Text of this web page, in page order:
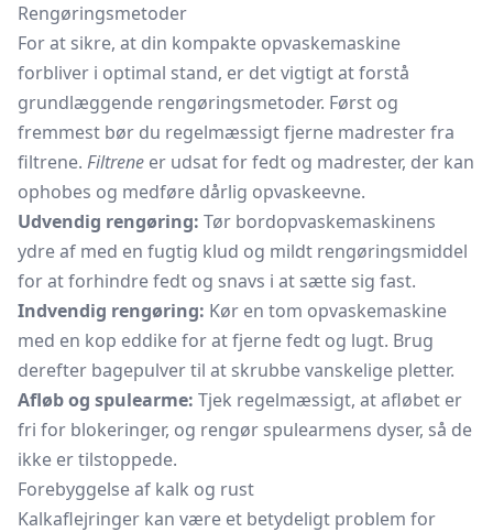
Rengøringsmetoder
For at sikre, at din kompakte opvaskemaskine
forbliver i optimal stand, er det vigtigt at forstå
grundlæggende rengøringsmetoder. Først og
fremmest bør du regelmæssigt fjerne madrester fra
filtrene. Filtrene er udsat for fedt og madrester, der kan
ophobes og medføre dårlig opvaskeevne.
Udvendig rengøring: Tør bordopvaskemaskinens
ydre af med en fugtig klud og mildt rengøringsmiddel
for at forhindre fedt og snavs i at sætte sig fast.
Indvendig rengøring: Kør en tom opvaskemaskine
med en kop eddike for at fjerne fedt og lugt. Brug
derefter bagepulver til at skrubbe vanskelige pletter.
Afløb og spulearme: Tjek regelmæssigt, at afløbet er
fri for blokeringer, og rengør spulearmens dyser, så de
ikke er tilstoppede.
Forebyggelse af kalk og rust
Kalkaflejringer kan være et betydeligt problem for